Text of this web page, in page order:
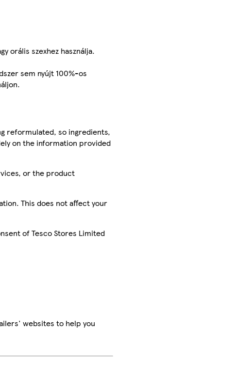
orális szexhez használja.
sem nyújt 100%-os
reformulated, so ingredients,
on the information provided
or the product
This does not affect your
of Tesco Stores Limited
websites to help you